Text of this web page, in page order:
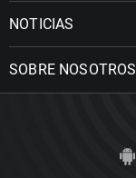
NOTICIAS
SOBRE NOSOTROS